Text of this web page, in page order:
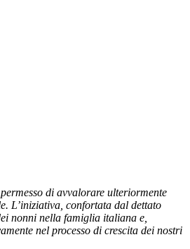
di avvalorare ulteriormente
L’iniziativa, confortata dal dettato
nonni nella famiglia italiana e,
nel processo di crescita dei nostri